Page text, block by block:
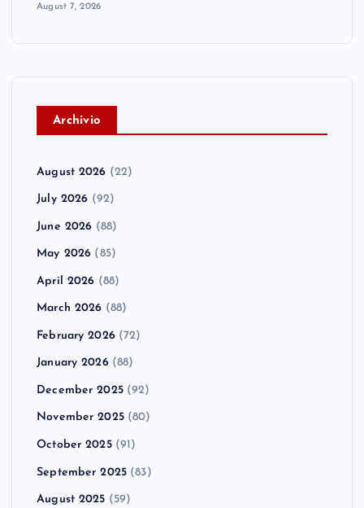
August 7, 2026
Archivio
August 2026 (22)
July 2026 (92)
June 2026 (88)
May 2026 (85)
April 2026 (88)
March 2026 (88)
February 2026(72)
January 2026(88)
December 2025(92)
November 2025(80)
October 2025(91)
September 2025 (83)
August 2025 (59)